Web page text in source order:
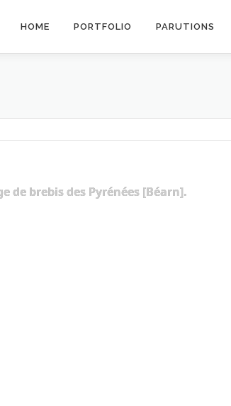
HOME PORTFOLIO PARUTIONS
brebis des Pyrénées [Béarn].